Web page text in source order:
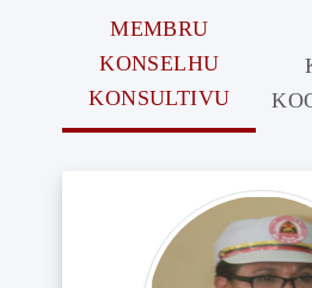
MEMBRU
KONSELHU
KONSULTIVU